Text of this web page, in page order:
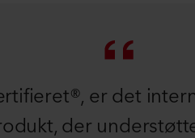
er det
der